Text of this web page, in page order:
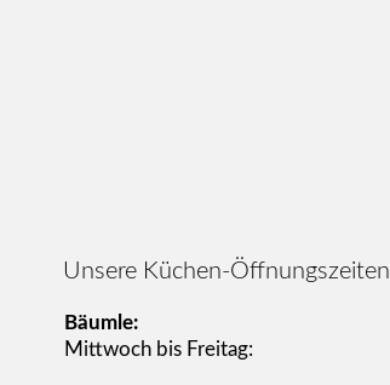
Unsere Küchen-Öffnungszeiten
Bäumle:
Mittwoch bis Freitag: